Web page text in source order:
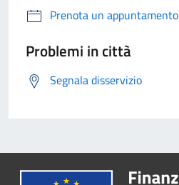
Prenota un appuntamento
Problemi in città
Segnala disservizio